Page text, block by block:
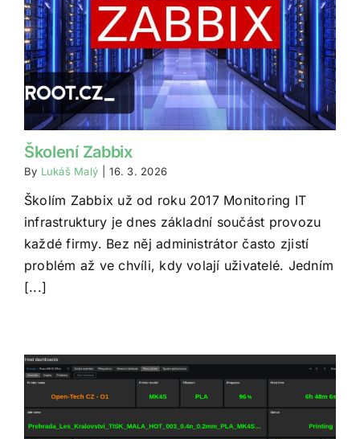
Školení Zabbix
By Lukáš Malý 16. 3. 2026
Školím Zabbix už od roku 2017 Monitoring IT
infrastruktury je dnes základní součást provozu
každé firmy. Bez něj administrátor často zjistí
problém až ve chvíli, kdy volají uživatelé. Jedním
[...]